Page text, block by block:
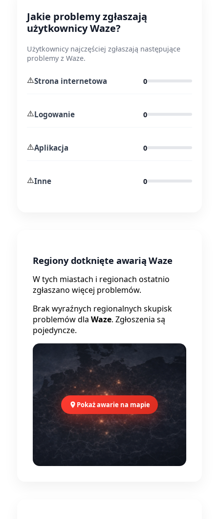
Jakie problemy zgłaszają
użytkownicy Waze?
Użytkownicy najczęściej zgłaszają następujące
problemy z Waze.
⚠️Strona internetowa 0
⚠️Logowanie 0
⚠️Aplikacja 0
⚠️Inne 0
Regiony dotknięte awarią Waze
W tych miastach i regionach ostatnio
zgłaszano więcej problemów.
Brak wyraźnych regionalnych skupisk
problemów dla Waze. Zgłoszenia są
pojedyncze.
Pokaż awarie na mapie